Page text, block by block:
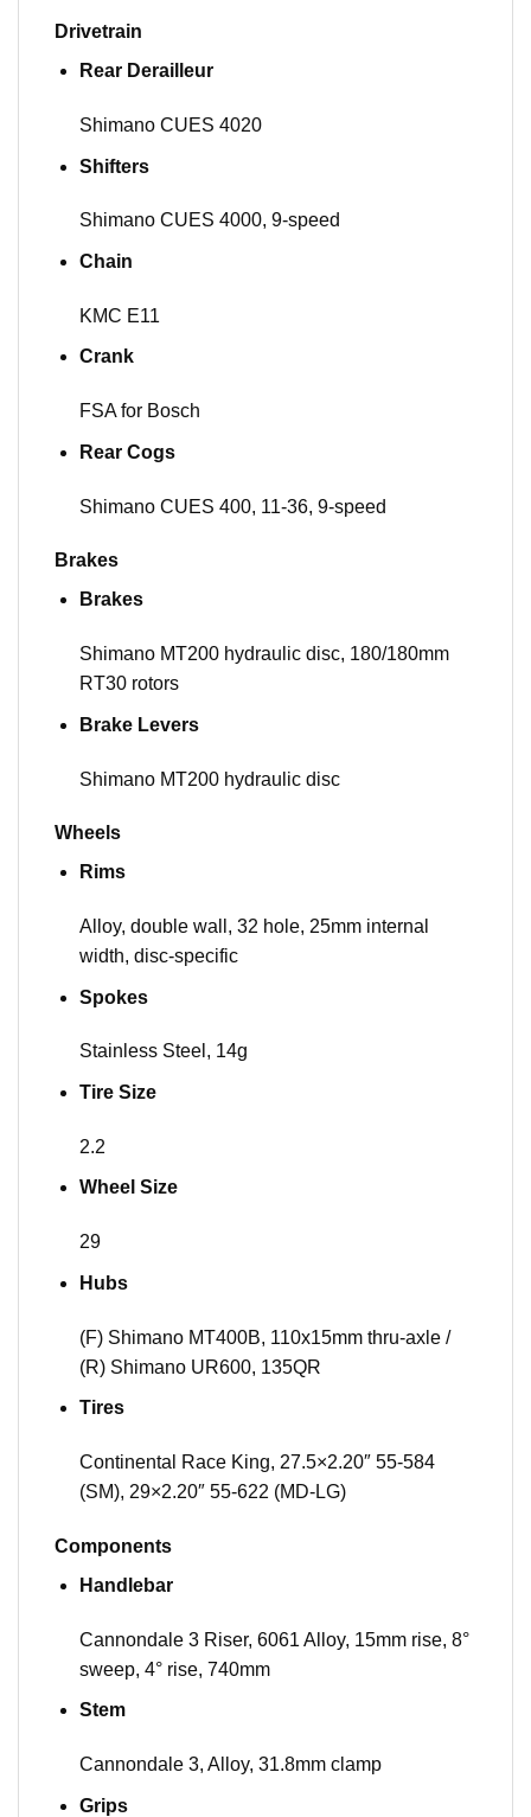
Drivetrain
Rear Derailleur
Shimano CUES 4020
Shifters
Shimano CUES 4000, 9-speed
Chain
KMC E11
Crank
FSA for Bosch
Rear Cogs
Shimano CUES 400, 11-36, 9-speed
Brakes
Brakes
Shimano MT200 hydraulic disc, 180/180mm
RT30 rotors
Brake Levers
Shimano MT200 hydraulic disc
Wheels
Rims
Alloy, double wall, 32 hole, 25mm internal
width, disc-specific
Spokes
Stainless Steel, 14g
Tire Size
2.2
Wheel Size
29
Hubs
(F) Shimano MT400B, 110x15mm thru-axle /
(R) Shimano UR600, 135QR
Tires
Continental Race King, 27.5×2.20″ 55-584
(SM), 29×2.20″ 55-622 (MD-LG)
Components
Handlebar
Cannondale 3 Riser, 6061 Alloy, 15mm rise, 8°
sweep, 4° rise, 740mm
Stem
Cannondale 3, Alloy, 31.8mm clamp
Grips